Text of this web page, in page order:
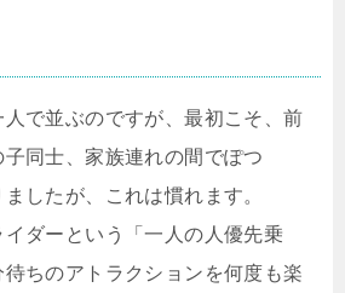
で並ぶのですが、最初こそ、前
同士、家族連れの間でぽつ
したが、これは慣れます。
ダーという「一人の人優先乗
ちのアトラクションを何度も楽